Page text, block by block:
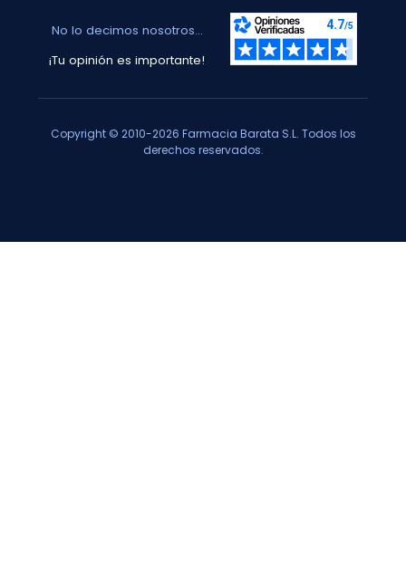
No lo decimos nosotros...
¡Tu opinión es importante!
Copyright © 2010-2026 Farmacia Barata S.L. Todos los
derechos reservados.